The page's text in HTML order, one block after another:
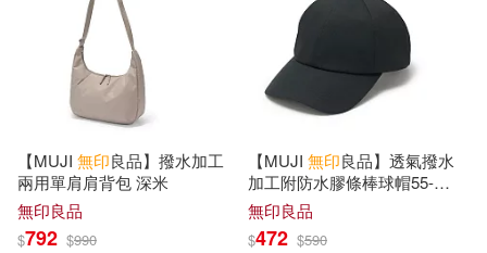
【MUJI 無印良品】撥水加工
兩用單肩肩背包 深米
無印良品
$792 $990
【MUJI 無印良品】透氣撥水
加工附防水膠條棒球帽55-
59cm 黑色
無印良品
$472 $590